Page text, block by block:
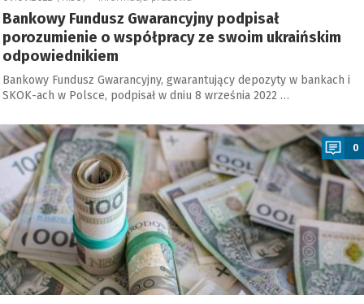
Bankowy Fundusz Gwarancyjny podpisał
porozumienie o współpracy ze swoim ukraińskim
odpowiednikiem
Bankowy Fundusz Gwarancyjny, gwarantujący depozyty w bankach i
SKOK-ach w Polsce, podpisał w dniu 8 września 2022 …
0